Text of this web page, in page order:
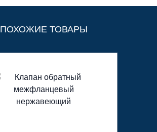
ПОХОЖИЕ ТОВАРЫ